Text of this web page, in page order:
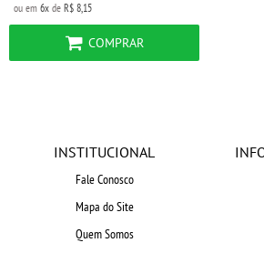
ou em 6x de R$ 8,15
COMPRAR
INSTITUCIONAL
Fale Conosco
Mapa do Site
Quem Somos